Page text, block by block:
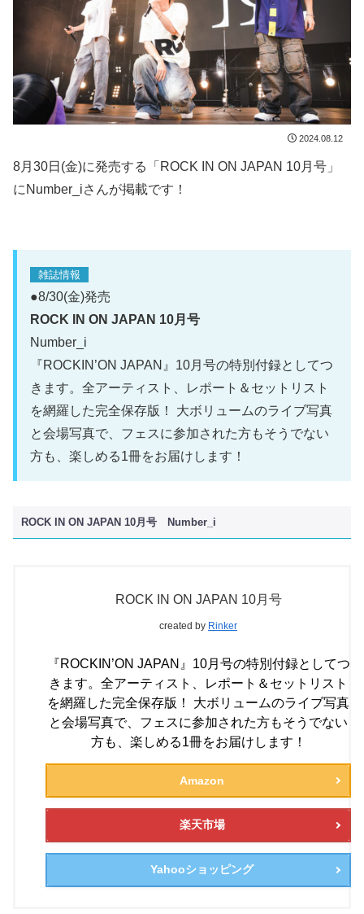
2024.08.12
8月30日(金)に発売する「ROCK IN ON JAPAN 10月号」
にNumber_iさんが掲載です！
雑誌情報
●8/30(金)発売
ROCK IN ON JAPAN 10月号
Number_i
『ROCKIN’ON JAPAN』10月号の特別付録としてつ
きます。全アーティスト、レポート＆セットリスト
を網羅した完全保存版！ 大ボリュームのライブ写真
と会場写真で、フェスに参加された方もそうでない
方も、楽しめる1冊をお届けします！
ROCK IN ON JAPAN 10月号 Number_i
ROCK IN ON JAPAN 10月号
created by Rinker
『ROCKIN’ON JAPAN』10月号の特別付録としてつ
きます。全アーティスト、レポート＆セットリスト
を網羅した完全保存版！ 大ボリュームのライブ写真
と会場写真で、フェスに参加された方もそうでない
方も、楽しめる1冊をお届けします！
Amazon
楽天市場
Yahooショッピング